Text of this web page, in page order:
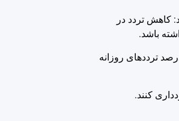
کرد: کاهش تردد در
باشد.
به نقل از پایگاه خبری پلیس، رییس پلیس راهور خراسان جنوبی بیان کرد: براساس بررسی سامانه‌های کنترل ترافیک ۵۰ درصد ترددهای روزانه
کنند.